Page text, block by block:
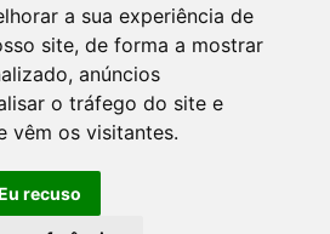
a sua experiência de
site, de forma a mostrar
anúncios
o tráfego do site e
vêm os visitantes.
recuso